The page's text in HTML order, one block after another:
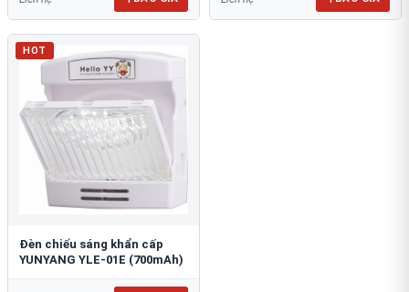
HOT
Đèn chiếu sáng khẩn cấp
YUNYANG YLE-01E (700mAh)